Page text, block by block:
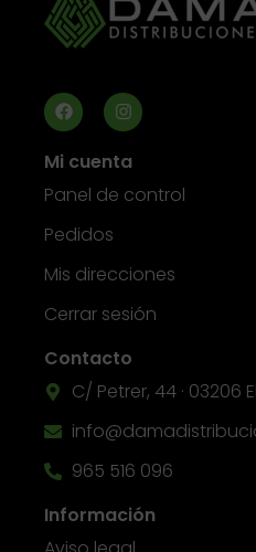
Mi cuenta
Panel de control
Pedidos
Mis direcciones
Cerrar sesión
Contacto
C/ Petrer, 44 · 03206
965 516 096
Información